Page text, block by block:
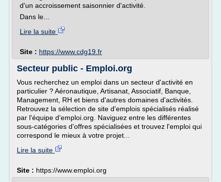
d'un accroissement saisonnier d'activité.
Dans le...
Lire la suite
Site : https://www.cdg19.fr
Secteur public - Emploi.org
Vous recherchez un emploi dans un secteur d'activité en
particulier ? Aéronautique, Artisanat, Associatif, Banque,
Management, RH et biens d'autres domaines d'activités.
Retrouvez la sélection de site d'emplois spécialisés réalisé
par l'équipe d'emploi.org. Naviguez entre les différentes
sous-catégories d'offres spécialisées et trouvez l'emploi qui
correspond le mieux à votre projet...
Lire la suite
Site : https://www.emploi.org